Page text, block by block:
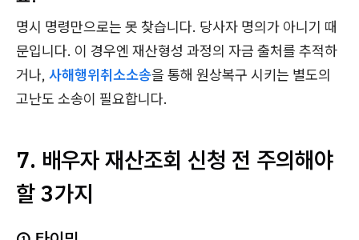
명시 명령만으로는 못 찾습니다. 당사자 명의가 아니기 때
문입니다. 이 경우엔 재산형성 과정의 자금 출처를 추적하
거나, 사해행위취소소송을 통해 원상복구 시키는 별도의
고난도 소송이 필요합니다.
7. 배우자 재산조회 신청 전 주의해야
할 3가지